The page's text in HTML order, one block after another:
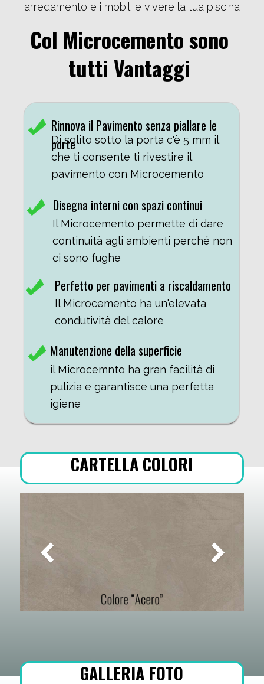
GALLERIA FOTO
Col Microcemento sono
tutti Vantaggi
Rinnova il Pavimento senza piallare le
porte
Di solito sotto la porta c'è 5 mm il
che ti consente ti rivestire il
pavimento con Microcemento
Il Microcemento permette di dare
continuità agli ambienti perché non
ci sono fughe
Disegna interni con spazi continui
Manutenzione della superficie
il Microcemnto ha gran facilità di
pulizia e garantisce una perfetta
igiene
Perfetto per pavimenti a riscaldamento
Il Microcemento ha un'elevata
condutività del calore
arredamento e i mobili e vivere la tua piscina
CARTELLA COLORI